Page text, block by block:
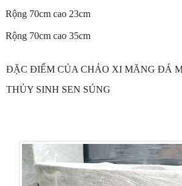
Rộng 70cm cao 23cm
Rộng 70cm cao 35cm
ĐẶC ĐIỂM CỦA CHẢO XI MĂNG ĐÁ
THỦY SINH SEN SÚNG